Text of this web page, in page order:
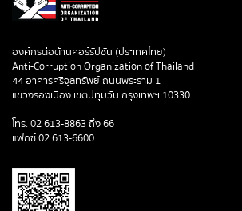
องค์กรต่อต้านคอร์รัปชัน (ประเทศไทย)
Anti-Corruption Organization of Thailand
44 อาคารศรีจุลทรัพย์ ถนนพระราม 1
แขวงรองเมือง เขตปทุมวัน กรุงเทพฯ 10330
โทร. 02 613-8863 ถึง 66
แฟกซ์ 02 613-6600